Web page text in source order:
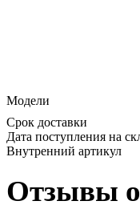
Модели
Срок доставки
Дата поступления на
Внутренний артикул
Отзывы о